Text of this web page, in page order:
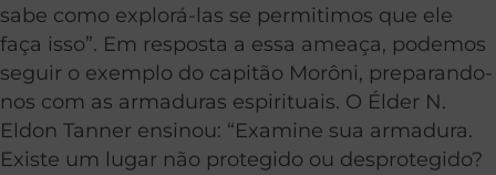
sabe como explorá-las se permitimos que ele
faça isso”. Em resposta a essa ameaça, podemos
seguir o exemplo do capitão Morôni, preparando-
nos com as armaduras espirituais. O Élder N.
Eldon Tanner ensinou: “Examine sua armadura.
Existe um lugar não protegido ou desprotegido?